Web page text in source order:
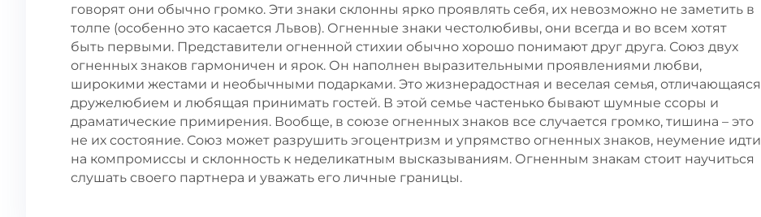
говорят они обычно громко. Эти знаки склонны ярко проявлять себя, их невозможно не заметить в
толпе (особенно это касается Львов). Огненные знаки честолюбивы, они всегда и во всем хотят
быть первыми. Представители огненной стихии обычно хорошо понимают друг друга. Союз двух
огненных знаков гармоничен и ярок. Он наполнен выразительными проявлениями любви,
широкими жестами и необычными подарками. Это жизнерадостная и веселая семья, отличающаяся
дружелюбием и любящая принимать гостей. В этой семье частенько бывают шумные ссоры и
драматические примирения. Вообще, в союзе огненных знаков все случается громко, тишина – это
не их состояние. Союз может разрушить эгоцентризм и упрямство огненных знаков, неумение идти
на компромиссы и склонность к неделикатным высказываниям. Огненным знакам стоит научиться
слушать своего партнера и уважать его личные границы.